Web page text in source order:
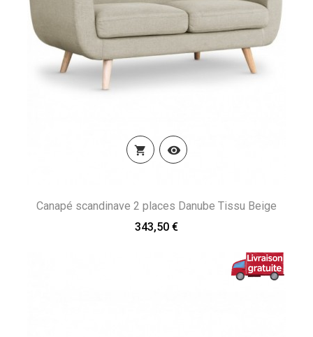
 
Canapé scandinave 2 places Danube Tissu Beige
343,50 €